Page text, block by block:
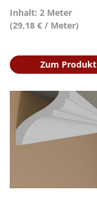
Inhalt: 2 Meter
(29,18 € / Meter)
Zum Produkt